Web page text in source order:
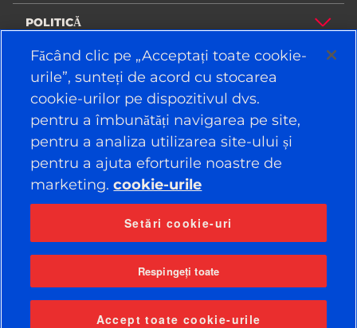
POLITICĂ
COMPANIE
RĂMÂNEŢI CONECTAT
Facebook
YouTube
Instagram
LinkedIn
© 2026 APOLLO TYRES LTD
Făcând clic pe „Acceptați toate cookie-
urile”, sunteți de acord cu stocarea
cookie-urilor pe dispozitivul dvs.
pentru a îmbunătăți navigarea pe site,
pentru a analiza utilizarea site-ului și
pentru a ajuta eforturile noastre de
marketing. cookie-urile
Setări cookie-uri
Respingeți toate
Accept toate cookie-urile